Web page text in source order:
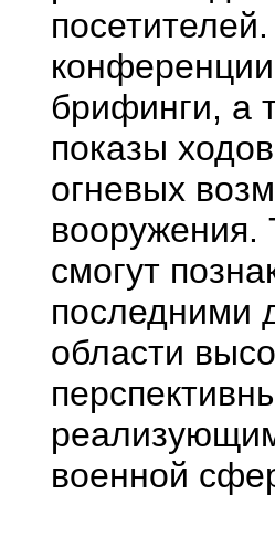
брифинги, а
показы
огневых
вооружения.
смогут
последними
области
военной